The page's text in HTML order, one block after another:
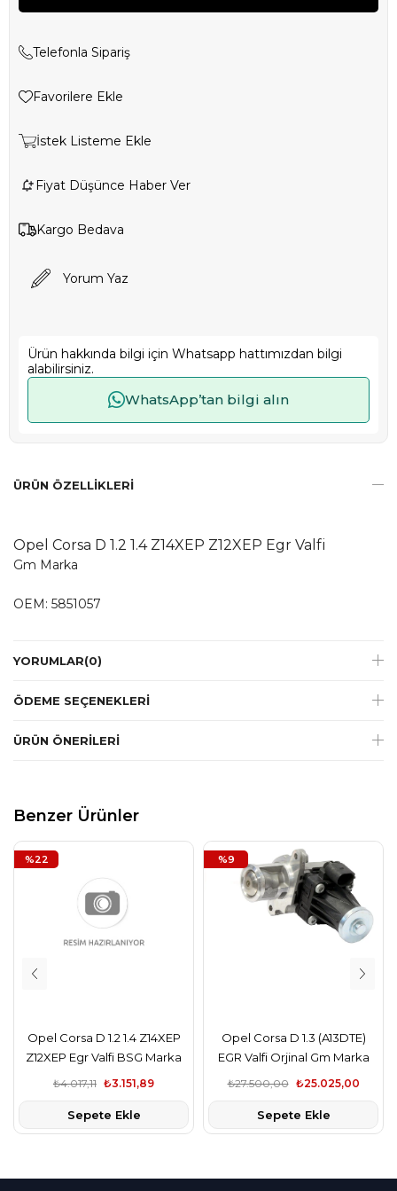
Telefonla Sipariş
Favorilere Ekle
İstek Listeme Ekle
Fiyat Düşünce Haber Ver
Kargo Bedava
Yorum Yaz
Ürün hakkında bilgi için Whatsapp hattımızdan bilgi
alabilirsiniz.
WhatsApp’tan bilgi alın
ÜRÜN ÖZELLIKLERI
Opel Corsa D 1.2 1.4 Z14XEP Z12XEP Egr Valfi
Gm Marka
OEM: 5851057
YORUMLAR(0)
ÖDEME SEÇENEKLERI
ÜRÜN ÖNERILERI
Benzer Ürünler
Opel Corsa D 1.2 1.4 Z14XEP
Z12XEP Egr Valfi BSG Marka
₺3.151,89
₺4.017,11
Sepete Ekle
%22
Opel Corsa D 1.3 (A13DTE)
EGR Valfi Orjinal Gm Marka
₺25.025,00
₺27.500,00
Sepete Ekle
%9